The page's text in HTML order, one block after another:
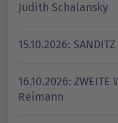
Judith Schalansky
15.10.2026:
16.10.2026:
Reimann